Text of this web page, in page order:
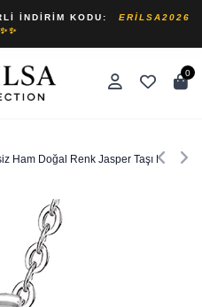
İNDIRIM KODU:
ERILSA2026
0
Ham Doğal Renk Jasper Taşı Kolye